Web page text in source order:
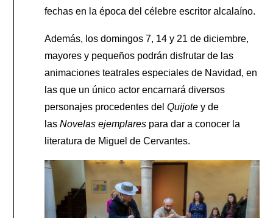
fechas en la época del célebre escritor alcalaíno.
Además, los domingos 7, 14 y 21 de diciembre,
mayores y pequeños podrán disfrutar de las
animaciones teatrales especiales de Navidad, en
las que un único actor encarnará diversos
personajes procedentes delQuijote y de
lasNovelas ejemplares para dar a conocer la
literatura de Miguel de Cervantes.